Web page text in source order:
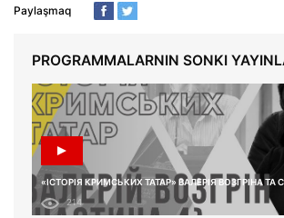
Paylaşmaq
PROGRAMMALARNIN SONKI
«ІСТОРІЯ КРИМСЬКИХ ТАТАР» ВАЛЕРІЯ ВОЗГРІНА ТА
214